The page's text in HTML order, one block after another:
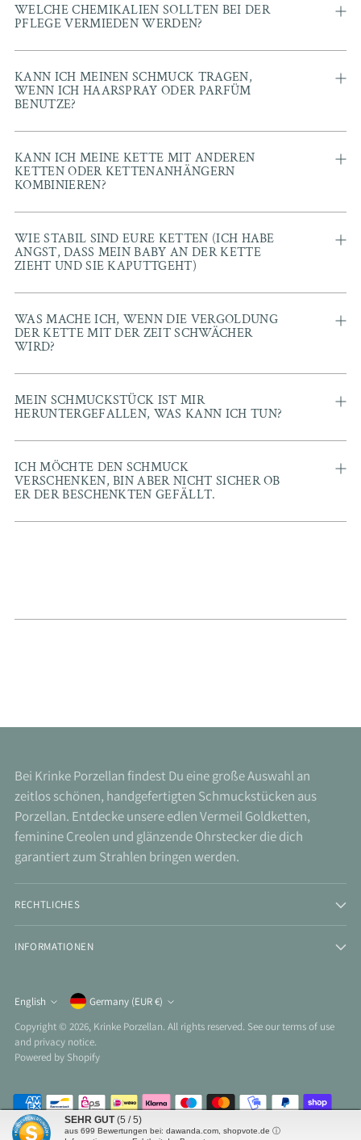
WELCHE CHEMIKALIEN SOLLTEN BEI DER
PFLEGE VERMIEDEN WERDEN?
KANN ICH MEINEN SCHMUCK TRAGEN,
WENN ICH HAARSPRAY ODER PARFÜM
BENUTZE?
KANN ICH MEINE KETTE MIT ANDEREN
KETTEN ODER KETTENANHÄNGERN
KOMBINIEREN?
WIE STABIL SIND EURE KETTEN (ICH HABE
ANGST, DASS MEIN BABY AN DER KETTE
ZIEHT UND SIE KAPUTTGEHT)
WAS MACHE ICH, WENN DIE VERGOLDUNG
DER KETTE MIT DER ZEIT SCHWÄCHER
WIRD?
MEIN SCHMUCKSTÜCK IST MIR
HERUNTERGEFALLEN, WAS KANN ICH TUN?
ICH MÖCHTE DEN SCHMUCK
VERSCHENKEN, BIN ABER NICHT SICHER OB
ER DER BESCHENKTEN GEFÄLLT.
Bei Krinke Porzellan findest Du eine große Auswahl an
zeitlos schönen, handgefertigten Schmuckstücken aus
Porzellan. Entdecke unsere edlen Vermeil Goldketten,
feminine Creolen und glänzende Ohrstecker die dich
garantiert zum Strahlen bringen werden.
RECHTLICHES
INFORMATIONEN
Language
English Currency
Germany (EUR €)
Copyright © 2026, Krinke Porzellan. All rights reserved. See our terms of use
and privacy notice.
Powered by Shopify
SEHR GUT (5 / 5)
aus 699 Bewertungen bei: dawanda.com, shopvote.de ⓘ